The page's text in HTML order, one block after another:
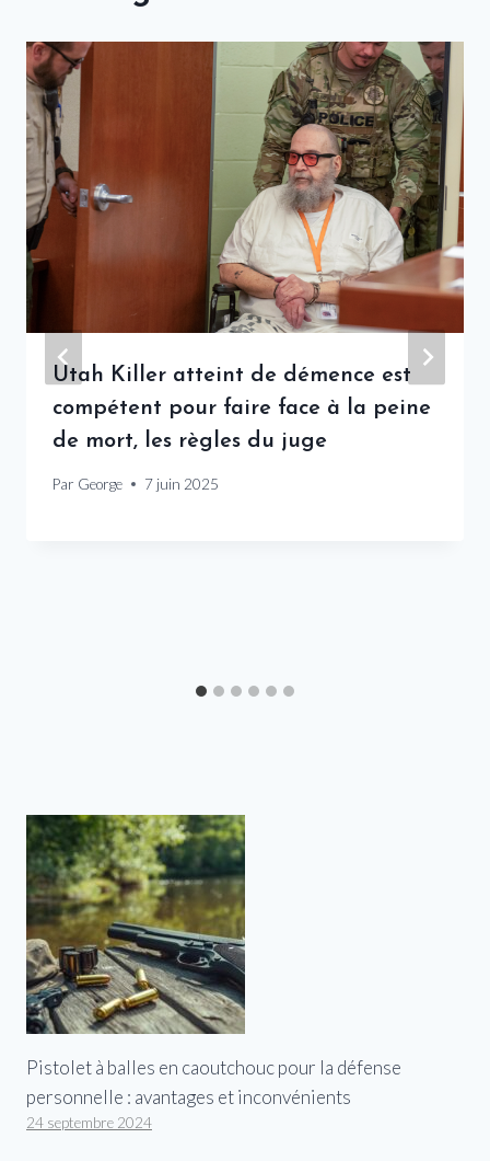
Utah Killer atteint de démence est
compétent pour faire face à la peine
de mort, les règles du juge
Par George 7 juin 2025
Pistolet à balles en caoutchouc pour la défense
personnelle : avantages et inconvénients
24 septembre 2024